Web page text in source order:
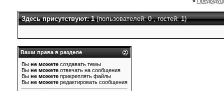
Здесь присутствуют: 1(пользователей: 0 , гостей: 1)
Ваши права в разделе
Вы не можете создавать темы
Вы не можете отвечать на сообщения
Вы не можете прикреплять файлы
Вы не можете редактировать сообщения